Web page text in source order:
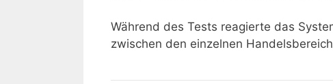
Während des Tests reagierte das
zwischen den einzelnen